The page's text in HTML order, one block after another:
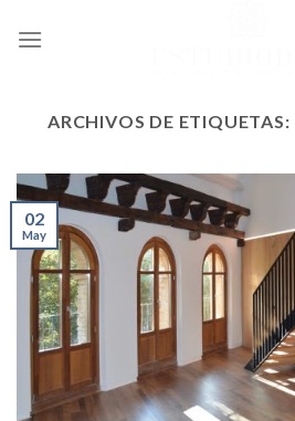
ARCHIVOS DE ETIQUETAS:
02
May